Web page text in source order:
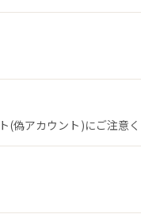
(偽アカウント)にご注意